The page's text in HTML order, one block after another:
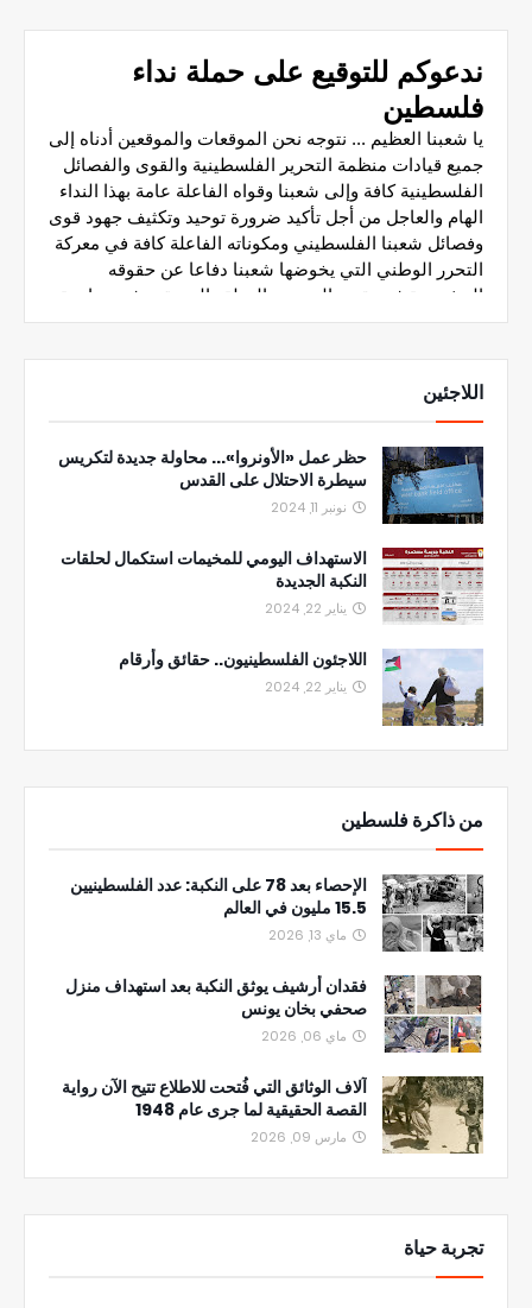
اللاجئين
حظر عمل «الأونروا»... محاولة جديدة لتكريس
سيطرة الاحتلال على القدس
نونبر 11, 2024
الاستهداف اليومي للمخيمات استكمال لحلقات
النكبة الجديدة
يناير 22, 2024
اللاجئون الفلسطينيون.. حقائق وأرقام
يناير 22, 2024
من ذاكرة فلسطين
الإحصاء بعد 78 على النكبة: عدد الفلسطينيين
15.5 مليون في العالم
ماي 13, 2026
فقدان أرشيف يوثق النكبة بعد استهداف منزل
صحفي بخان يونس
ماي 06, 2026
آلاف الوثائق التي فُتحت للاطلاع تتيح الآن رواية
القصة الحقيقية لما جرى عام 1948
مارس 09, 2026
تجربة حياة